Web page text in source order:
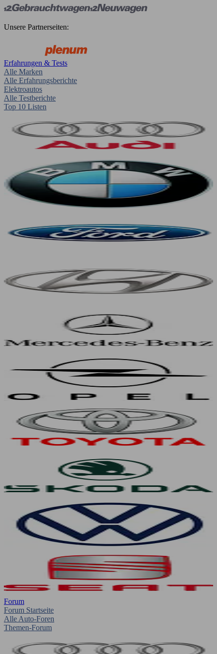
Unsere Partnerseiten:
Erfahrungen & Tests
Alle Marken
Alle Erfahrungsberichte
Elektroautos
Alle Testberichte
Top 10 Listen
Forum
Forum Startseite
Alle Auto-Foren
Themen-Forum